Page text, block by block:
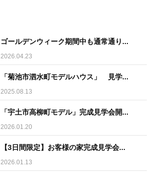
ゴールデンウィーク期間中も通常通り...
2026.04.23
「菊池市泗水町モデルハウス」 見学...
2025.08.13
「宇土市高柳町モデル」完成見学会開...
2026.01.20
【3日間限定】お客様の家完成見学会...
2026.01.13